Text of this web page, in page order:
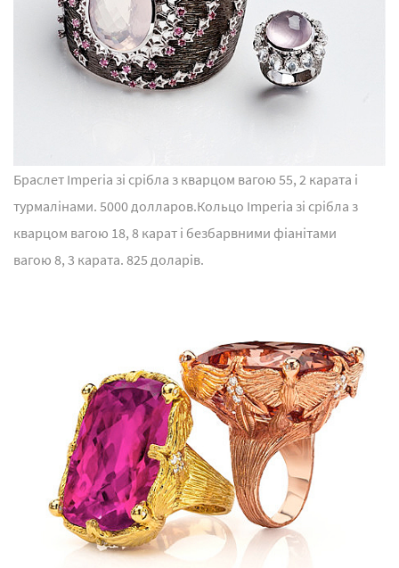
Браслет Imperia зі срібла з кварцом вагою 55, 2 карата і
турмалінами. 5000 долларов.Кольцо Imperia зі срібла з
кварцом вагою 18, 8 карат і безбарвними фіанітами
вагою 8, 3 карата. 825 доларів.